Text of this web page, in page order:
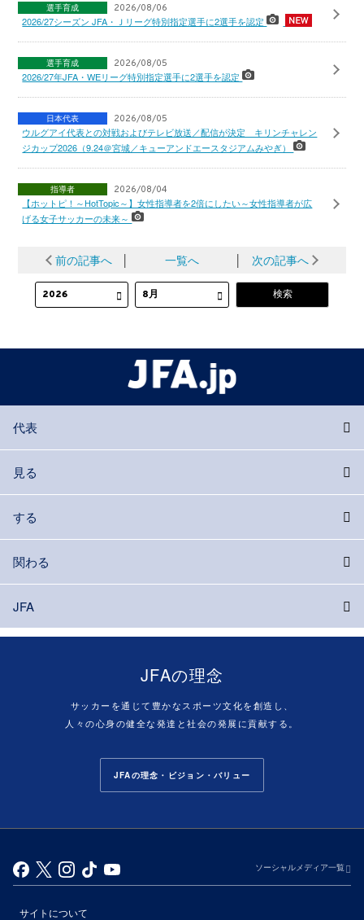
選手育成 2026/08/06
2026/27シーズン JFA・Ｊリーグ特別指定選手に2選手を認定
選手育成 2026/08/05
2026/27年JFA・WEリーグ特別指定選手に2選手を認定
日本代表 2026/08/05
ウルグアイ代表との対戦およびテレビ放送／配信が決定 キリンチャレン
ジカップ2026（9.24＠宮城／キューアンドエースタジアムみやぎ）
指導者 2026/08/04
【ホットピ！～HotTopic～】女性指導者を2倍にしたい～女性指導者が広
げる女子サッカーの未来～
前の記事へ │ 一覧へ │ 次の記事へ
代表
見る
する
関わる
JFA
JFAの理念
サッカーを通じて豊かなスポーツ文化を創造し、
人々の心身の健全な発達と社会の発展に貢献する。
JFAの理念・ビジョン・バリュー
ソーシャルメディア一覧
サイトについて